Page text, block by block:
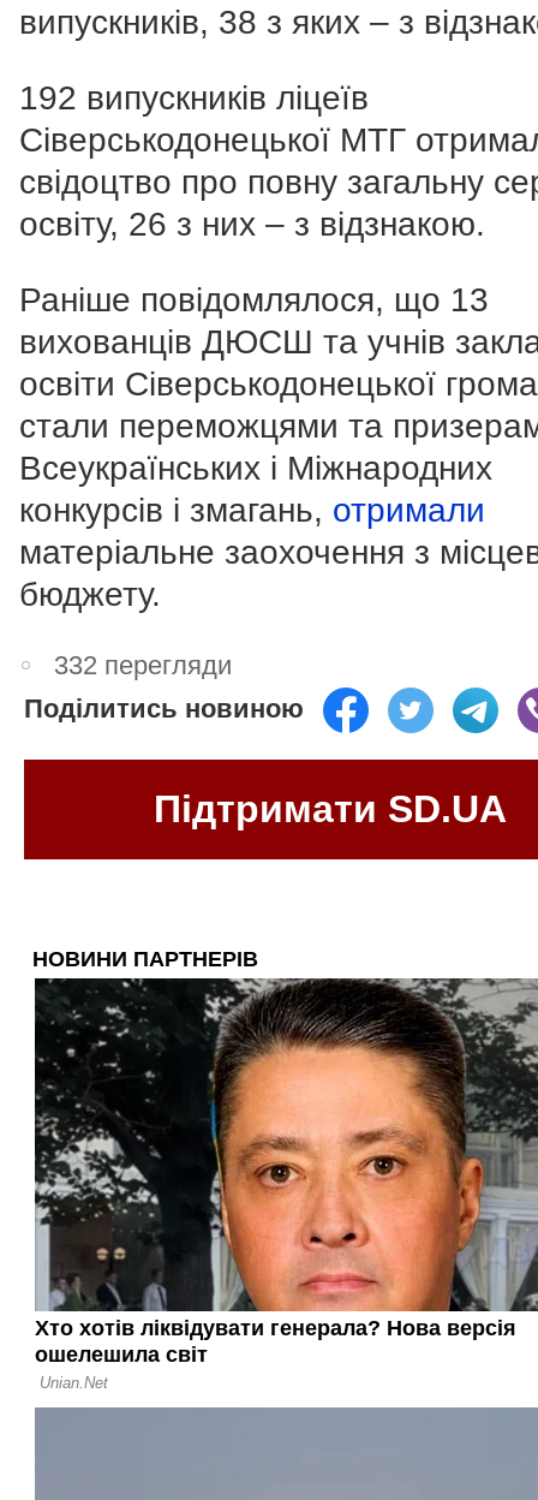
випускників, 38 з яких – з
192 випускників ліцеїв
Сіверськодонецької МТГ
свідоцтво про повну загальну
освіту, 26 з них – з відзнакою.
Раніше повідомлялося, що 13
вихованців ДЮСШ та учнів
освіти Сіверськодонецької
стали переможцями та
Всеукраїнських і Міжнародних
конкурсів і змагань, отримали
матеріальне заохочення з
бюджету.
332 перегляди
Поділитись новиною
Підтримати SD.UA